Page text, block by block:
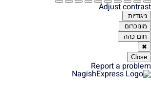
Adjust
Report a